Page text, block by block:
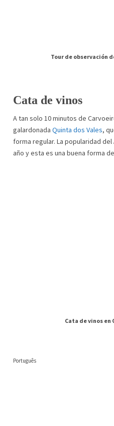
Tour de observación
Cata de vinos
A tan solo 10 minutos de
galardonada Quinta dos Vales,
forma regular. La popularidad
año y esta es una buena forma
Cata de vinos en
Português